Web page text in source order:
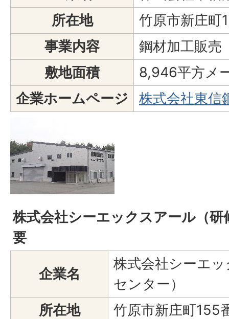
所在地
竹原市新庄町
事業内容
鋼材加工販売
敷地面積
8,946平方メ
企業ホームページ
株式会社東信
株式会社シーエックスアール（
要
企業名
株式会社シーエ
センター）
所在地
竹原市新庄町155